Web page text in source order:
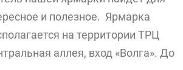
и полезное. Ярмарка
на территории ТРЦ
аллея, вход «Волга». До